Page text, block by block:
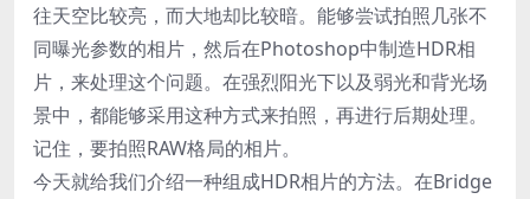
往天空比较亮，而大地却比较暗。能够尝试拍照几张不
同曝光参数的相片，然后在Photoshop中制造HDR相
片，来处理这个问题。在强烈阳光下以及弱光和背光场
景中，都能够采用这种方式来拍照，再进行后期处理。
记住，要拍照RAW格局的相片。
今天就给我们介绍一种组成HDR相片的方法。在Bridge